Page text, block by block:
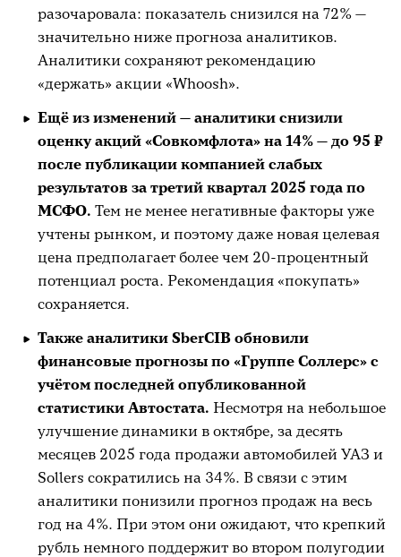
разочаровала: показатель снизился на 72% —
значительно ниже прогноза аналитиков.
Аналитики сохраняют рекомендацию
«держать» акции «Whoosh».
Ещё из изменений — аналитики снизили
оценку акций «Совкомфлота» на 14% — до 95 ₽
после публикации компанией слабых
результатов за третий квартал 2025 года по
МСФО. Тем не менее негативные факторы уже
учтены рынком, и поэтому даже новая целевая
цена предполагает более чем 20-процентный
потенциал роста. Рекомендация «покупать»
сохраняется.
Также аналитики SberCIB обновили
финансовые прогнозы по «Группе Соллерс» с
учётом последней опубликованной
статистики Автостата. Несмотря на небольшое
улучшение динамики в октябре, за десять
месяцев 2025 года продажи автомобилей УАЗ и
Sollers сократились на 34%. В связи с этим
аналитики понизили прогноз продаж на весь
год на 4%. При этом они ожидают, что крепкий
рубль немного поддержит во втором полугодии